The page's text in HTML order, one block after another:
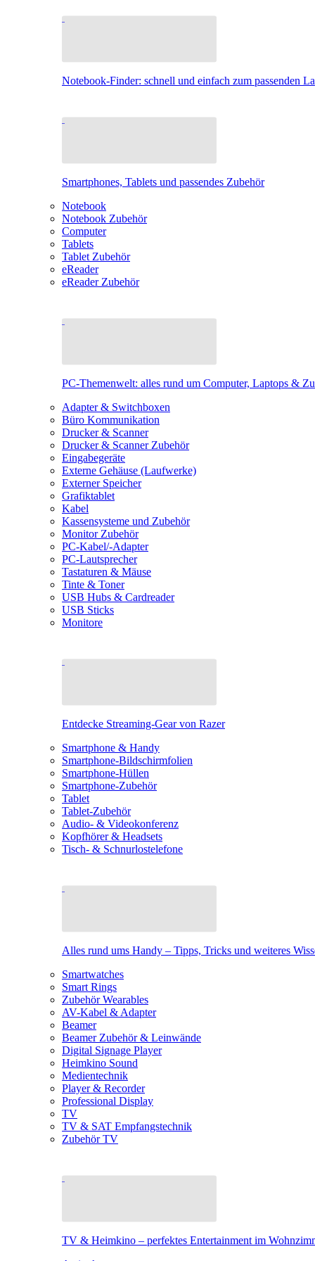
Notebook-Finder: schnell und einfach zum passenden
Smartphones, Tablets und passendes Zubehör
Notebook
Notebook Zubehör
Computer
Tablets
Tablet Zubehör
eReader
eReader Zubehör
PC-Themenwelt: alles rund um Computer, Laptops &
Adapter & Switchboxen
Büro Kommunikation
Drucker & Scanner
Drucker & Scanner Zubehör
Eingabegeräte
Externe Gehäuse (Laufwerke)
Externer Speicher
Grafiktablet
Kabel
Kassensysteme und Zubehör
Monitor Zubehör
PC-Kabel/-Adapter
PC-Lautsprecher
Tastaturen & Mäuse
Tinte & Toner
USB Hubs & Cardreader
USB Sticks
Monitore
Entdecke Streaming-Gear von Razer
Smartphone & Handy
Smartphone-Bildschirmfolien
Smartphone-Hüllen
Smartphone-Zubehör
Tablet
Tablet-Zubehör
Audio- & Videokonferenz
Kopfhörer & Headsets
Tisch- & Schnurlostelefone
Alles rund ums Handy – Tipps, Tricks und weiteres
Smartwatches
Smart Rings
Zubehör Wearables
AV-Kabel & Adapter
Beamer
Beamer Zubehör & Leinwände
Digital Signage Player
Heimkino Sound
Medientechnik
Player & Recorder
Professional Display
TV
TV & SAT Empfangstechnik
Zubehör TV
TV & Heimkino – perfektes Entertainment im